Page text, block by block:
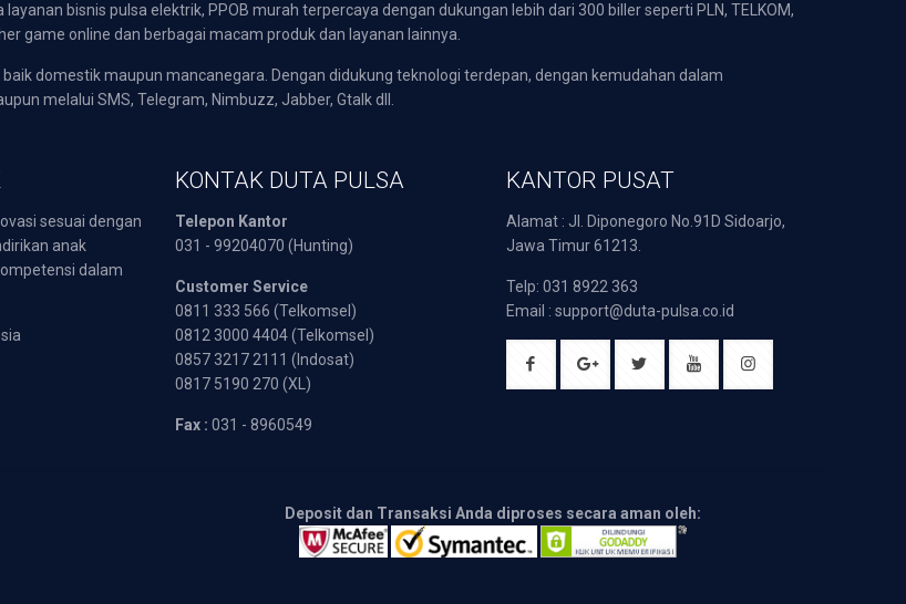
bisnis pulsa elektrik, PPOB murah terpercaya dengan dukungan lebih dari 300 biller seperti PLN, TELKOM,
game online dan berbagai macam produk dan layanan lainnya.
domestik maupun mancanegara. Dengan didukung teknologi terdepan, dengan kemudahan dalam
melalui SMS, Telegram, Nimbuzz, Jabber, Gtalk dll.
sesuai dengan
anak
dalam
KONTAK DUTA PULSA
Telepon Kantor
031 - 99204070 (Hunting)
Customer Service
0811 333 566 (Telkomsel)
0812 3000 4404 (Telkomsel)
0857 3217 2111 (Indosat)
0817 5190 270 (XL)
Fax : 031 - 8960549
KANTOR PUSAT
Alamat : Jl. Diponegoro No.91D Sidoarjo,
Jawa Timur 61213.
Telp: 031 8922 363
Email : support@duta-pulsa.co.id
Deposit dan Transaksi Anda diproses secara aman oleh: